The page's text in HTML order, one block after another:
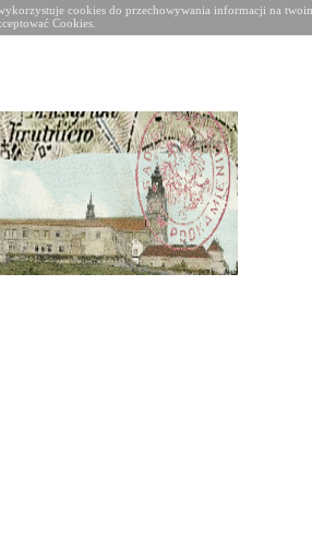
cookies do przechowywania informacji na
Cookies.